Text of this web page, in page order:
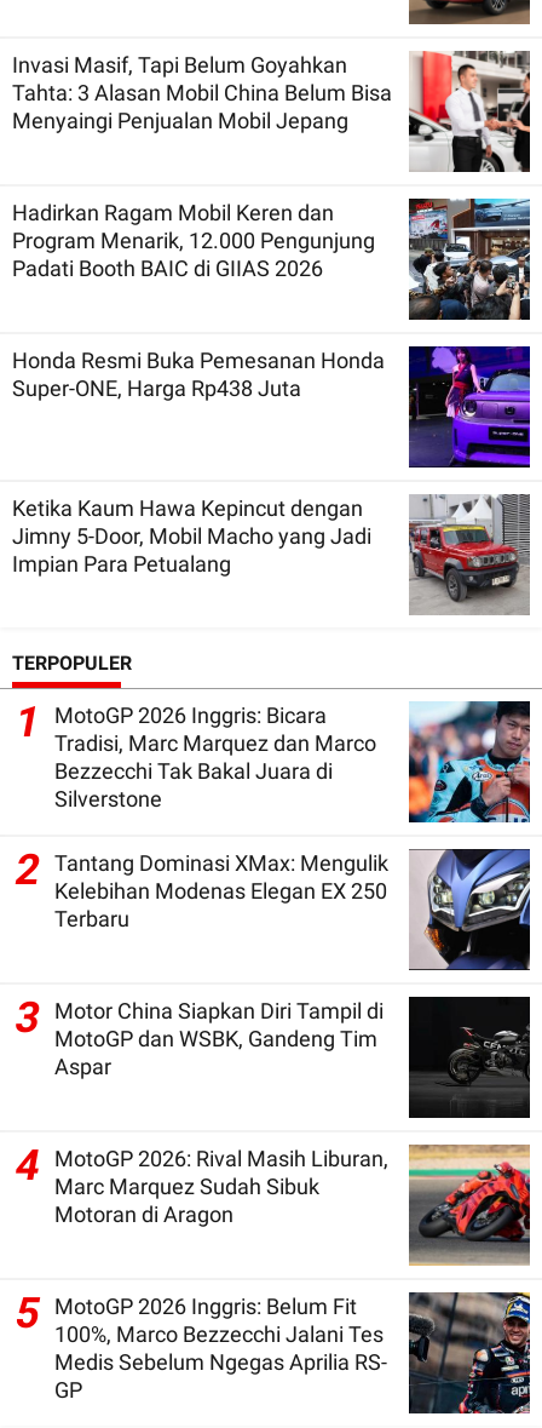
Invasi Masif, Tapi Belum Goyahkan
Tahta: 3 Alasan Mobil China Belum Bisa
Menyaingi Penjualan Mobil Jepang
Hadirkan Ragam Mobil Keren dan
Program Menarik, 12.000 Pengunjung
Padati Booth BAIC di GIIAS 2026
Honda Resmi Buka Pemesanan Honda
Super-ONE, Harga Rp438 Juta
Ketika Kaum Hawa Kepincut dengan
Jimny 5-Door, Mobil Macho yang Jadi
Impian Para Petualang
TERPOPULER
1
MotoGP 2026 Inggris: Bicara
Tradisi, Marc Marquez dan Marco
Bezzecchi Tak Bakal Juara di
Silverstone
2 Tantang Dominasi XMax: Mengulik
Kelebihan Modenas Elegan EX 250
Terbaru
3
Motor China Siapkan Diri Tampil di
MotoGP dan WSBK, Gandeng Tim
Aspar
4
MotoGP 2026: Rival Masih Liburan,
Marc Marquez Sudah Sibuk
Motoran di Aragon
5 MotoGP 2026 Inggris: Belum Fit
100%, Marco Bezzecchi Jalani Tes
Medis Sebelum Ngegas Aprilia RS-
GP